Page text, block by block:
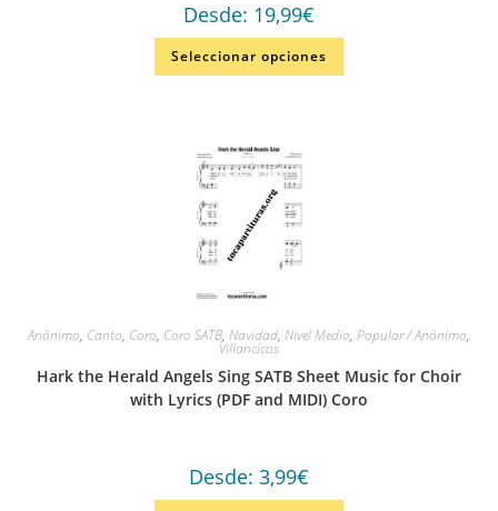
Desde: 19,99€
Seleccionar opciones
Anónimo, Canto, Coro, Coro SATB, Navidad, Nivel Medio, Popular / Anónimo,
Villancicos
Hark the Herald Angels Sing SATB Sheet Music for Choir
with Lyrics (PDF and MIDI) Coro
Desde: 3,99€